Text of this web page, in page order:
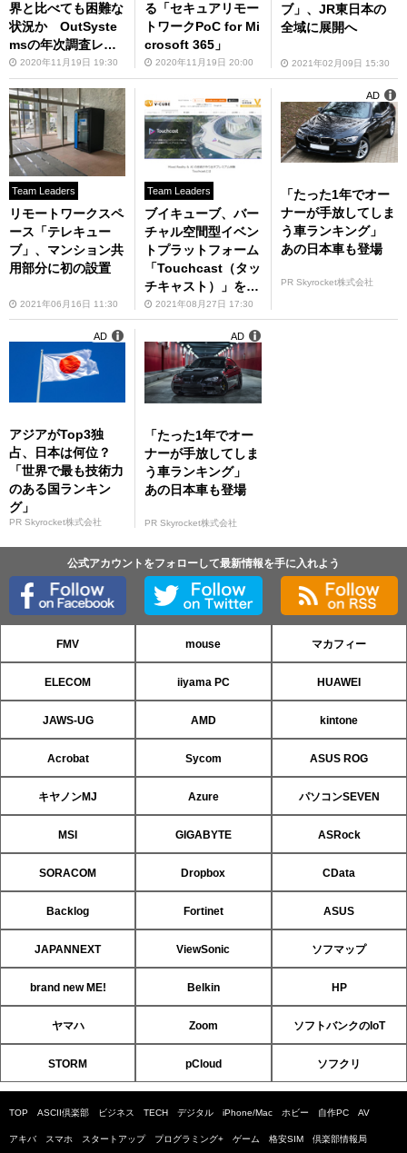
界と比べても困難な
状況か OutSyste
msの年次調査レポ
ート2020年11月19日 19:30
る「セキュアリモー
トワークPoC for Mi
crosoft 365」
2020年11月19日 20:00
ブ」、JR東日本の
全域に展開へ
2021年02月09日 15:30
Team Leaders
リモートワークスペ
ース「テレキュー
ブ」、マンション共
用部分に初の設置
2021年06月16日 11:30
Team Leaders
ブイキューブ、バー
チャル空間型イベン
トプラットフォーム
「Touchcast（タッ
チキャスト）」を提
供開始
2021年08月27日 17:30
「たった1年でオー
ナーが手放してしま
う車ランキング」
あの日本車も登場
PR Skyrocket株式会社
AD
アジアがTop3独
占、日本は何位？
「世界で最も技術力
のある国ランキン
グ」
PR Skyrocket株式会社
AD
「たった1年でオー
ナーが手放してしま
う車ランキング」
あの日本車も登場
PR Skyrocket株式会社
AD
公式アカウントをフォローして最新情報を手に入れよう
FMV mouse マカフィー
ELECOM iiyama PC HUAWEI
JAWS-UG AMD kintone
Acrobat Sycom ASUS ROG
キヤノンMJ Azure パソコンSEVEN
MSI GIGABYTE ASRock
SORACOM Dropbox CData
Backlog Fortinet ASUS
JAPANNEXT ViewSonic ソフマップ
brand new ME! Belkin HP
ヤマハ Zoom ソフトバンクのIoT
STORM pCloud ソフクリ
TOP ASCII倶楽部 ビジネス TECH デジタル iPhone/Mac ホビー 自作PC AV
アキバ スマホ スタートアップ プログラミング+ ゲーム 格安SIM 倶楽部情報局